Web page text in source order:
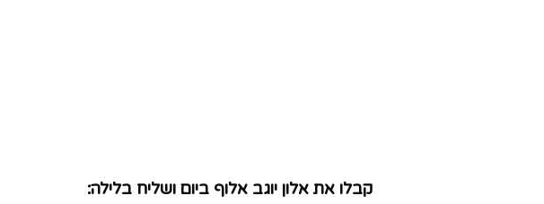
קבלו את אלון יוגב אלוף ביום ושליח בלילה: